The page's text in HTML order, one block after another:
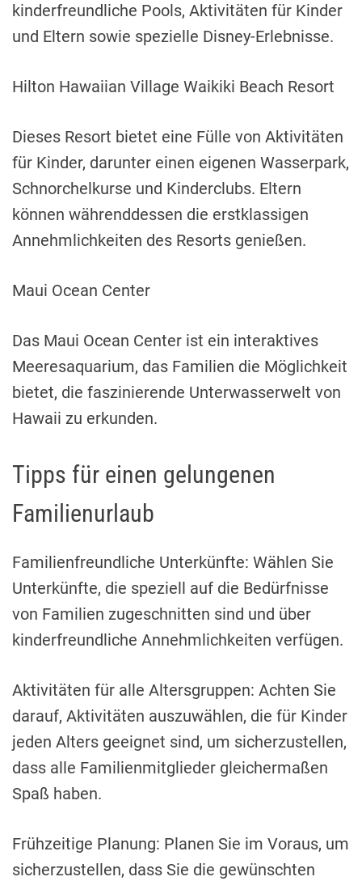
kinderfreundliche Pools, Aktivitäten für Kinder
und Eltern sowie spezielle Disney-Erlebnisse.
Hilton Hawaiian Village Waikiki Beach Resort
Dieses Resort bietet eine Fülle von Aktivitäten
für Kinder, darunter einen eigenen Wasserpark,
Schnorchelkurse und Kinderclubs. Eltern
können währenddessen die erstklassigen
Annehmlichkeiten des Resorts genießen.
Maui Ocean Center
Das Maui Ocean Center ist ein interaktives
Meeresaquarium, das Familien die Möglichkeit
bietet, die faszinierende Unterwasserwelt von
Hawaii zu erkunden.
Tipps für einen gelungenen
Familienurlaub
Familienfreundliche Unterkünfte: Wählen Sie
Unterkünfte, die speziell auf die Bedürfnisse
von Familien zugeschnitten sind und über
kinderfreundliche Annehmlichkeiten verfügen.
Aktivitäten für alle Altersgruppen: Achten Sie
darauf, Aktivitäten auszuwählen, die für Kinder
jeden Alters geeignet sind, um sicherzustellen,
dass alle Familienmitglieder gleichermaßen
Spaß haben.
Frühzeitige Planung: Planen Sie im Voraus, um
sicherzustellen, dass Sie die gewünschten